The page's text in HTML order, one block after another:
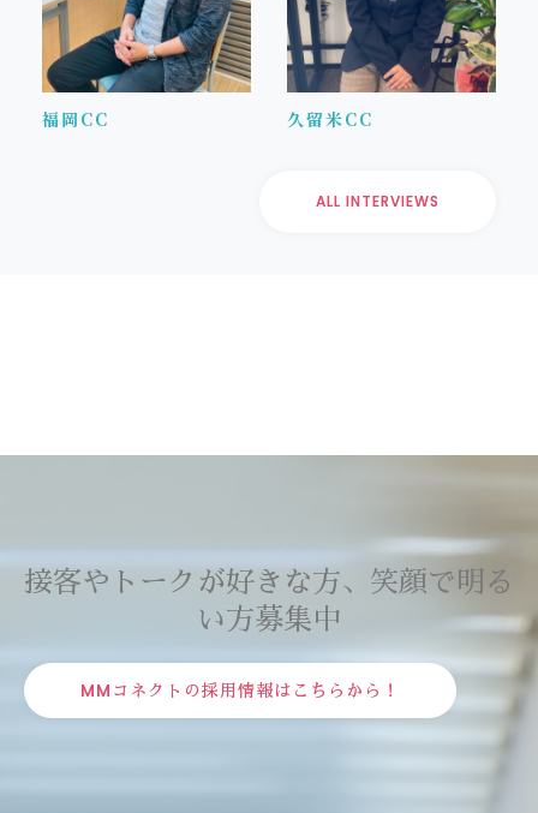
福岡CC 久留米CC
ALL INTERVIEWS
接客やトークが好きな方、笑顔で明る
い方募集中
MMコネクトの採用情報はこちらから！